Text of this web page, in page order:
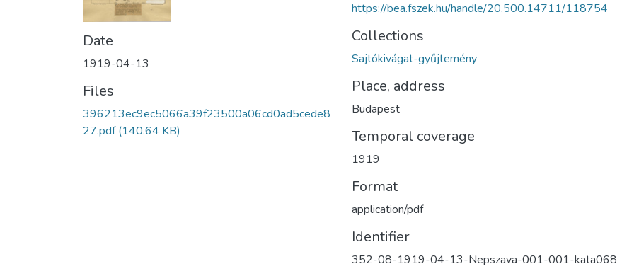
Date
1919-04-13
Files
396213ec9ec5066a39f23500a06cd0ad5cede8
27.pdf(140.64 KB)
https://bea.fszek.hu/handle/20.500.14711/118754
Collections
Sajtókivágat-gyűjtemény
Place, address
Budapest
Temporal coverage
1919
Format
application/pdf
Identifier
352-08-1919-04-13-Nepszava-001-001-kata068